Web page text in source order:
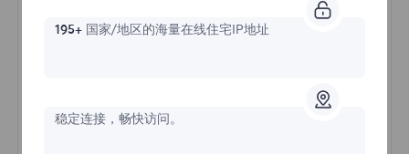
195+国家/地区的海量在线住宅IP地址
稳定连接，畅快访问。